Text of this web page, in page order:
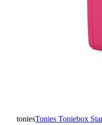
toniesTonies Toniebox